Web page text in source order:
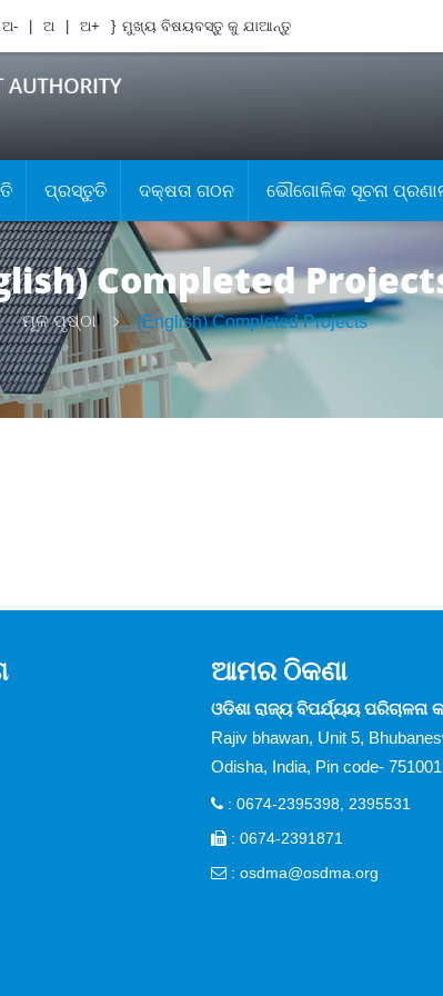
ଅ- | ଅ | ଅ+ } ମୁଖ୍ୟ ବିଷୟବସ୍ତୁ କୁ ଯାଆନ୍ତୁ
ପ୍ରସ୍ତୁତି ଦକ୍ଷତା ଗଠନ ଭୌଗୋଳିକ ସୂଚନା
Completed
ମୂଳ ପୃଷ୍ଠା (English) Completed Projects
ଆମର ଠିକଣା
ଓଡିଶା ରାଜ୍ୟ ବିପର୍ଯ୍ୟୟ ପରିଚାଳନା
Rajiv bhawan, Unit 5,
Odisha, India, Pin code- 751001
: 0674-2395398, 2395531
: 0674-2391871
: osdma@osdma.org